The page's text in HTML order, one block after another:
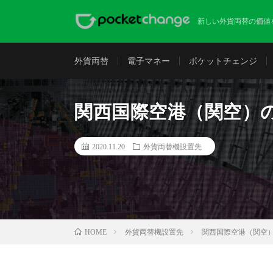
新しい外貨両替の価
外貨両替 電子マネー ポケットチェンジ
関西国際空港（関空）
2020.11.20 外貨両替機設置先
HOME 外貨両替機設置先 関西国際空港（関空